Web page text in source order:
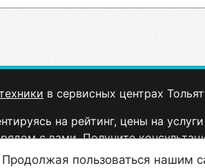
в сервисных центрах
на рейтинг, цены на
с вами. Получите
Продолжая пользоваться нашим